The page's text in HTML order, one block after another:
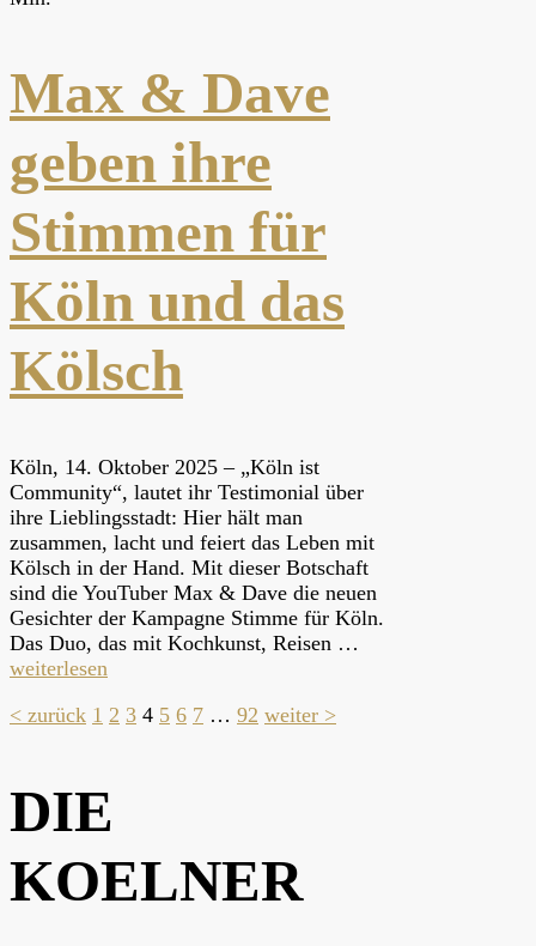
Max & Dave
geben ihre
Stimmen für
Köln und das
Kölsch
Köln, 14. Oktober 2025 – „Köln ist
Community“, lautet ihr Testimonial über
ihre Lieblingsstadt: Hier hält man
zusammen, lacht und feiert das Leben mit
Kölsch in der Hand. Mit dieser Botschaft
sind die YouTuber Max & Dave die neuen
Gesichter der Kampagne Stimme für Köln.
Das Duo, das mit Kochkunst, Reisen …
weiterlesen
der
Beiträge
< zurück 1 2 3 4 5 6 7 … 92 weiter >
DIE
KOELNER